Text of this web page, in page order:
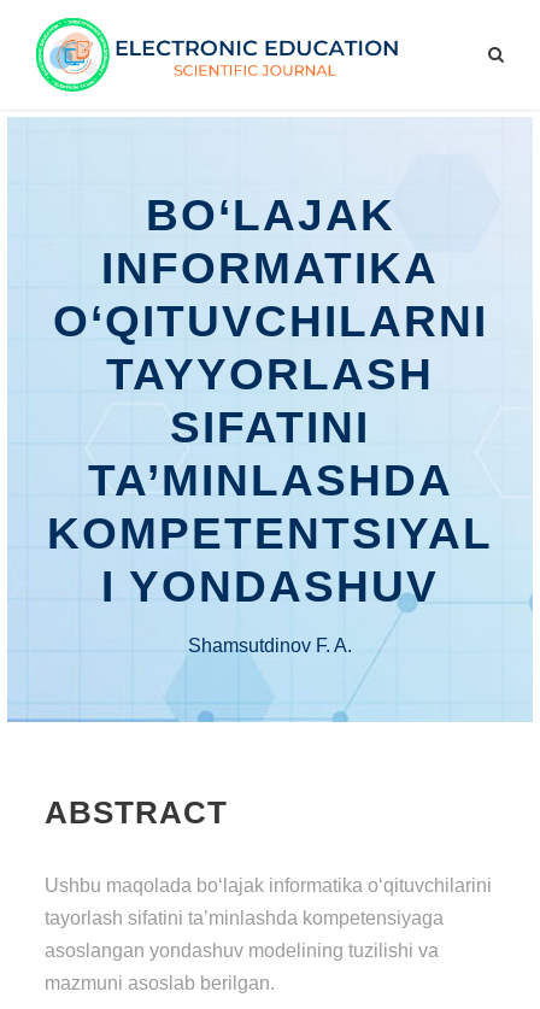
BO‘LAJAK
INFORMATIKA
O‘QITUVCHILARNI
TAYYORLASH
SIFATINI
TA’MINLASHDA
KOMPETENTSIYAL
I YONDASHUV
Shamsutdinov F. A.
ABSTRACT
Ushbu maqolada bo‘lajak informatika o‘qituvchilarini
tayorlash sifatini ta’minlashda kompetensiyaga
asoslangan yondashuv modelining tuzilishi va
mazmuni asoslab berilgan.